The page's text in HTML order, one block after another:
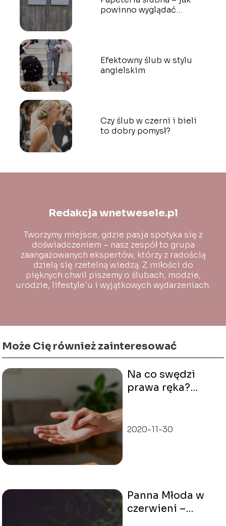
powinno wyglądać
Efektowny ślub w stylu
angielskim
Czy ślub w czerni i bieli
to dobry pomysł?
Redakcja wnetwesele.pl
Tworzymy miejsce, gdzie pasja spotyka się z
doświadczeniem – nasz zespół to grupa
zaangażowanych ekspertów, którzy z radością
dzielą się rzetelną wiedzą. Z miłości do
pięknych chwil piszemy o ślubach, modzie,
urodzie, lifestyle'u i wyjątkowych wydarzeniach.
Może Cię również zainteresować
Na co swędzi
prawa ręka?
medycyna
2020-11-30
Panna Młoda w
czerwieni –